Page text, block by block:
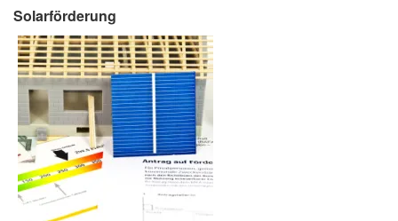
Solarförderung